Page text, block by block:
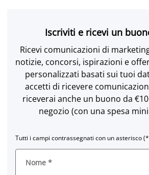
Iscriviti e ricevi un
Ricevi comunicazioni di
notizie, concorsi, ispirazioni e
personalizzati basati sui tuoi
accetti di ricevere
riceverai anche un buono da
negozio (con una spesa
Tutti i campi contrassegnati con un asterisco
Nome *